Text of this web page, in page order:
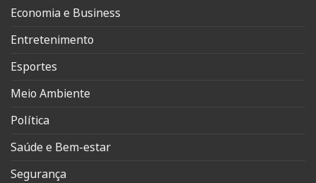
Economia e Business
Entretenimento
Esportes
Meio Ambiente
Política
Saúde e Bem-estar
Segurança